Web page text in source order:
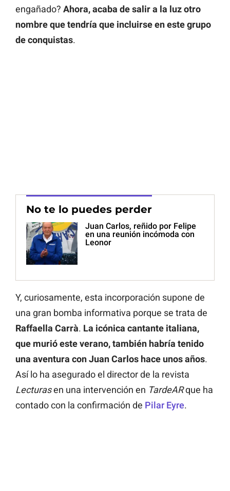
engañado? Ahora, acaba de salir a la luz otro
nombre que tendría que incluirse en este grupo
deconquistas.
No te lo puedes perder
Juan Carlos, reñido por Felipe
en una reunión incómoda con
Leonor
Y, curiosamente, esta incorporación supone de
una gran bomba informativa porque se trata de
Raffaella Carrà. La icónica cantante italiana,
que murió este verano, también habría tenido
una aventura con Juan Carlos hace unos años.
Así lo ha asegurado el director de la revista
Lecturasen una intervención en TardeARque ha
contado con la confirmación de Pilar Eyre.